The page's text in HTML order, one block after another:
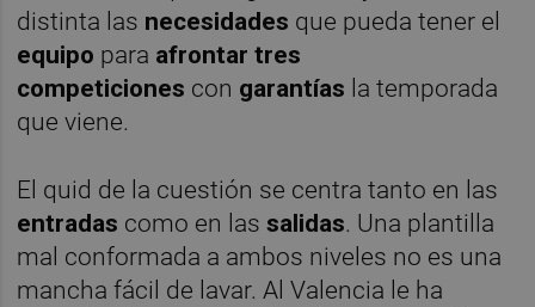
distinta las necesidades que pueda tener el
equipo para afrontartres
competiciones con garantías la temporada
que viene.
El quid de la cuestión se centra tanto en las
entradas como en lassalidas. Una plantilla
mal conformada a ambos niveles no es una
mancha fácil de lavar. Al Valencia le ha